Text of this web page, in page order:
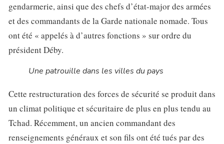
gendarmerie, ainsi que des chefs d’état-major des armées
et des commandants de la Garde nationale nomade. Tous
ont été « appelés à d’autres fonctions » sur ordre du
président Déby.
Une patrouille dans les villes du pays
Cette restructuration des forces de sécurité se produit dans
un climat politique et sécuritaire de plus en plus tendu au
Tchad. Récemment, un ancien commandant des
renseignements généraux et son fils ont été tués par des